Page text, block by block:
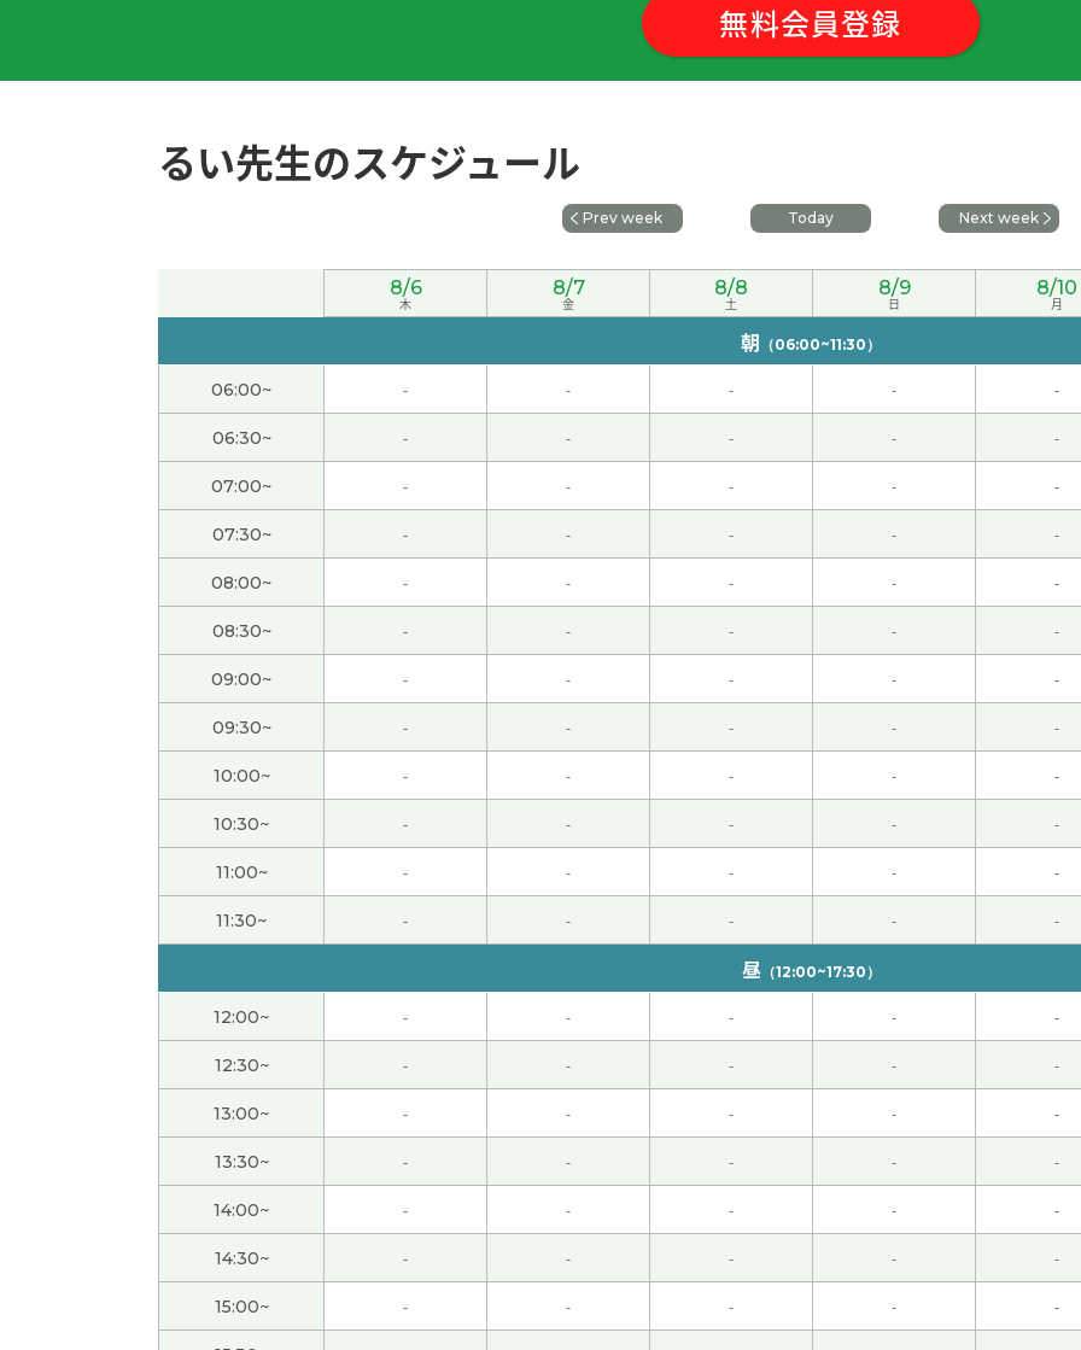
谢谢您给我上课。今天也我们有聊天沟通啦，就是上课吧~ 哈哈。下次也期待再见~谢谢！
谢谢您的课。下次再见！( 男性 )
誕生日プレゼント、なんかちょーだい🎁
谢谢您的课。您打算来日本留学。良い経験ができるといいですね。下次也请多关照。( 50代 男性 )
不好意思 下次见
一緒に世界平和のために頑張ろう！
谢谢您给我上课。我相信把您有积极的态度大企业公司需要您的能力。我也继续努力加油～！ 那期待下次再
今天的上课谢谢你！今天认识你很高兴了，详细的说明非常好了！下次的上课也请多多关照！
谢谢您的课。我很高兴认识老师。我出生在1950年代。我高中毕时，百分之三十左右的学生上大学或者短大学
现在之中没有很大的变化。不振的行情很长。很遗憾。
親切でいい人だなーって思いました🙇
谢谢您给我上课。真的好久不见！您再开始上课我很高兴！还有这次也跟您聊天非常开心！我相信您一定找
谢谢你关心，
好久不见，谢谢你
你也加油吧！！
津巴布韋元的话，通关了呀( 30代 男性 )
不管怎么说自己的父母说的70，80%是对的。他们为你好才这样说，所以孩子们值得参考。不过关键是值得参
见，有自己的思考
谢谢老师上课。是的，这问题已经到了刻不容缓的地步了。有很多应届毕业生尝到了苦辣酸甜。我也很心痛
無料会員登録
るい先生のスケジュール
Prev week Today Next week
8/6
木
8/7
金
8/8
土
8/9
日
8/10
月
朝 （06:00~11:30）
06:00~ - - - - -
06:30~ - - - - -
07:00~ - - - - -
07:30~ - - - - -
08:00~ - - - - -
08:30~ - - - - -
09:00~ - - - - -
09:30~ - - - - -
10:00~ - - - - -
10:30~ - - - - -
11:00~ - - - - -
11:30~ - - - - -
昼（12:00~17:30）
12:00~ - - - - -
12:30~ - - - - -
13:00~ - - - - -
13:30~ - - - - -
14:00~ - - - - -
14:30~ - - - - -
15:00~ - - - - -